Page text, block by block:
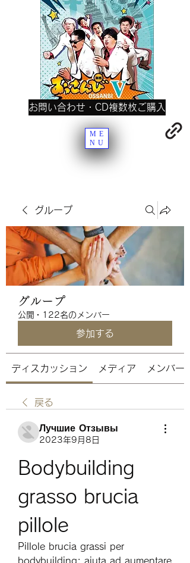
お問い合わせ・CD複数枚ご購入
ME
NU
グループ
グループ
公開 · 122名のメンバー
参加する
ディスカッション メディア メンバー
戻る
Лучшие Отзывы
2023年9月8日
Bodybuilding
grasso brucia
pillole
Pillole brucia grassi per
bodybuilding: aiuta ad aumentare